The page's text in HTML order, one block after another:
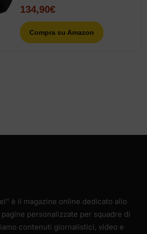
134,90€
Compra su Amazon
è il magazine online dedicato allo
personalizzate per squadre di
contenuti giornalistici, video e